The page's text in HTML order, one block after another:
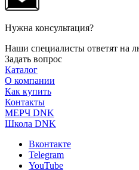
Нужна консультация?
Наши специалисты ответят на
Задать вопрос
Каталог
О компании
Как купить
Контакты
МЕРЧ DNK
Школа DNK
Вконтакте
Telegram
YouTube